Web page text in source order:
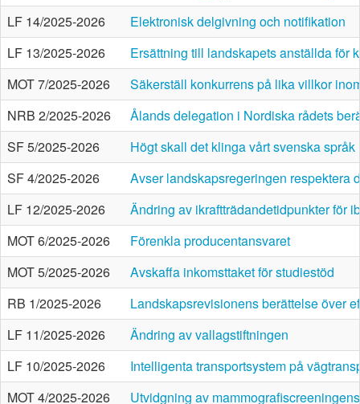
LF 14/2025-2026
Elektronisk delgivning och notifikation
LF 13/2025-2026
Ersättning till landskapets anställda för
MOT 7/2025-2026
Säkerställ konkurrens på lika villkor
NRB 2/2025-2026
Ålands delegation i Nordiska rådets
SF 5/2025-2026
Högt skall det klinga vårt svenska språk
SF 4/2025-2026
Avser landskapsregeringen respektera
LF 12/2025-2026
Ändring av ikraftträdandetidpunkter för
MOT 6/2025-2026
Förenkla producentansvaret
MOT 5/2025-2026
Avskaffa inkomsttaket för studiestöd
RB 1/2025-2026
Landskapsrevisionens berättelse över
LF 11/2025-2026
Ändring av vallagstiftningen
LF 10/2025-2026
Intelligenta transportsystem på
MOT 4/2025-2026
Utvidgning av